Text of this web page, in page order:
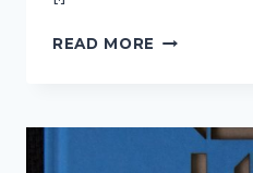
READ MORE